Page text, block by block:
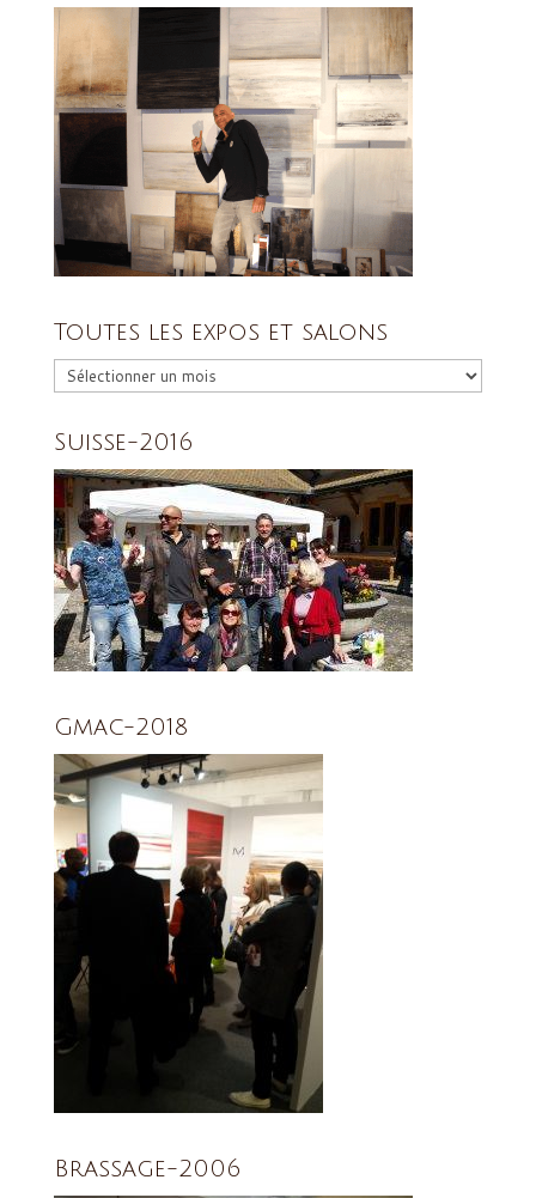
Toutes les expos et salons
Toutes
salons
Suisse-2016
Gmac-2018
Brassage-2006